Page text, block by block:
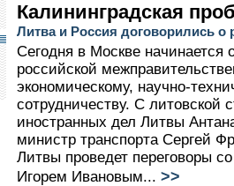
Калининградская
Литва и Россия договорились о
Сегодня в Москве начинается
российской
экономическому, научно-
сотрудничеству. С литовской
иностранных дел Литвы
министр транспорта Сергей
Литвы проведет переговоры
Игорем Ивановым... >>